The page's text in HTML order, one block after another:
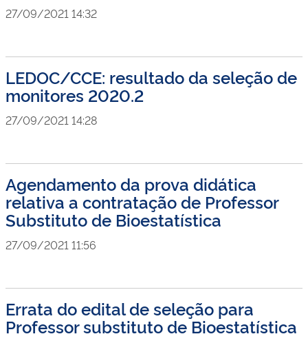
27/09/2021 14:32
LEDOC/CCE: resultado da seleção de
monitores 2020.2
27/09/2021 14:28
Agendamento da prova didática
relativa a contratação de Professor
Substituto de Bioestatística
27/09/2021 11:56
Errata do edital de seleção para
Professor substituto de Bioestatística